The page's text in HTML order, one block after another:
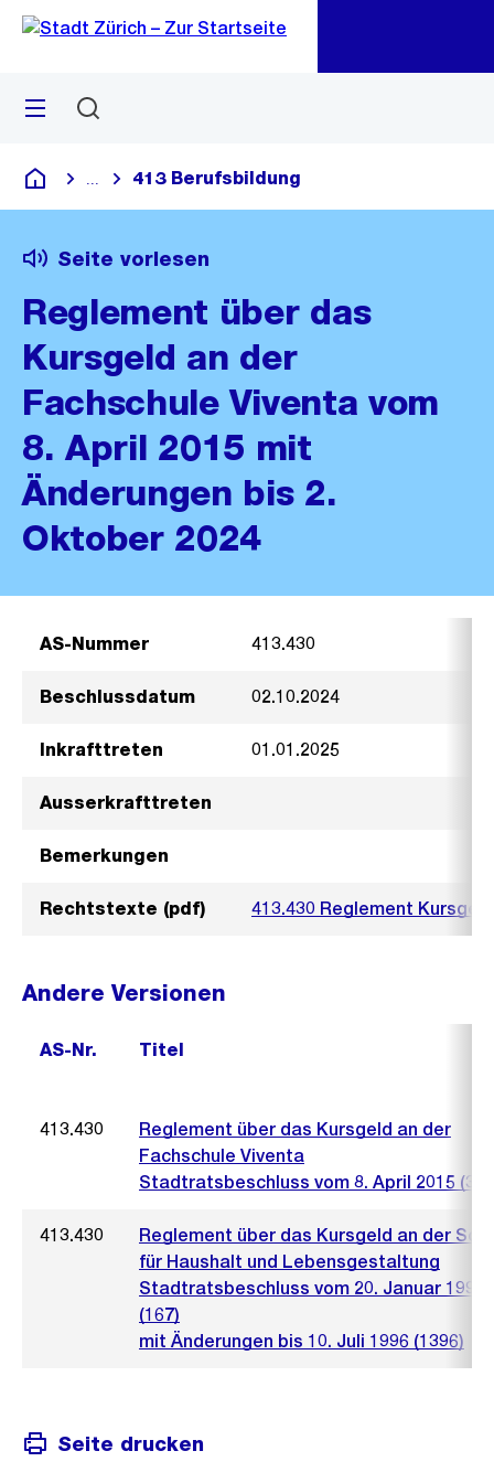
Navigation
Sprunglink
Menü
Deutsch
Blende alle Breadcrumbs ein
413 Berufsbildung
Seite vorlesen
Reglement über das
Kursgeld an der
Fachschule Viventa vom
8. April 2015 mit
Änderungen bis 2.
Oktober 2024
AS-Nummer 413.430
Beschlussdatum 02.10.2024
Inkrafttreten 01.01.2025
Ausserkrafttreten
Bemerkungen
Rechtstexte (pdf) 413.430 Reglement
Andere Versionen
AS-Nr. Titel
413.430
Reglement über das Kursgeld an der
Fachschule Viventa
Stadtratsbeschluss vom 8. April 2015
413.430
Reglement über das Kursgeld an der
für Haushalt und Lebensgestaltung
Stadtratsbeschluss vom 20. Januar 1993
(167)
mit Änderungen bis 10. Juli 1996 (1396)
Seite drucken